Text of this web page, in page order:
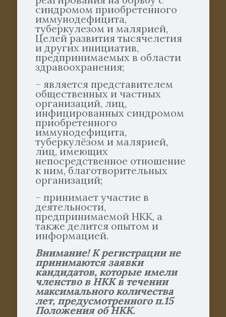
синдромом приобретенного
иммунодефицита,
туберкулезом и малярией,
Целей развития тысячелетия
и других инициатив,
предпринимаемых в области
здравоохранения;
– является представителем
общественных и частных
организаций, лиц,
инфицированных синдромом
приобретенного
иммунодефицита,
туберкулёзом и малярией,
лиц, имеющих
непосредственное отношение
к ним, благотворительных
организаций;
– принимает участие в
деятельности,
предпринимаемой НКК, а
также делится опытом и
информацией.
Внимание! К регистрации не
принимаются заявки
кандидатов, которые имели
членство в НКК в течении
максимального количества
лет, предусмотренного п.15
Положения об НКК.